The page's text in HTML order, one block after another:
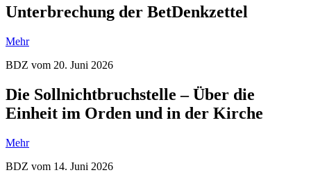
Unterbrechung der BetDenkzettel
Mehr
BDZ vom 20. Juni 2026
Die Sollnichtbruchstelle – Über die
Einheit im Orden und in der Kirche
Mehr
BDZ vom 14. Juni 2026